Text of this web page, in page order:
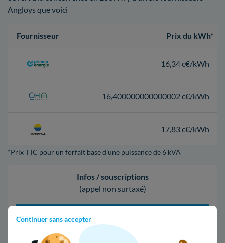
Continuer sans accepter
Angloys que voici
Fournisseur Prix du kWh*
16,34 c€/kWh
16,400000000000002 c€/kWh
17,83 c€/kWh
*Prix TTC pour un forfait base d’une puissance de 6 kVA
Infos / souscriptions
(appel non surtaxé)
09 78 46 71 74